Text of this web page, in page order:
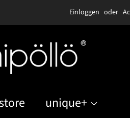
Einloggen oder
unique+